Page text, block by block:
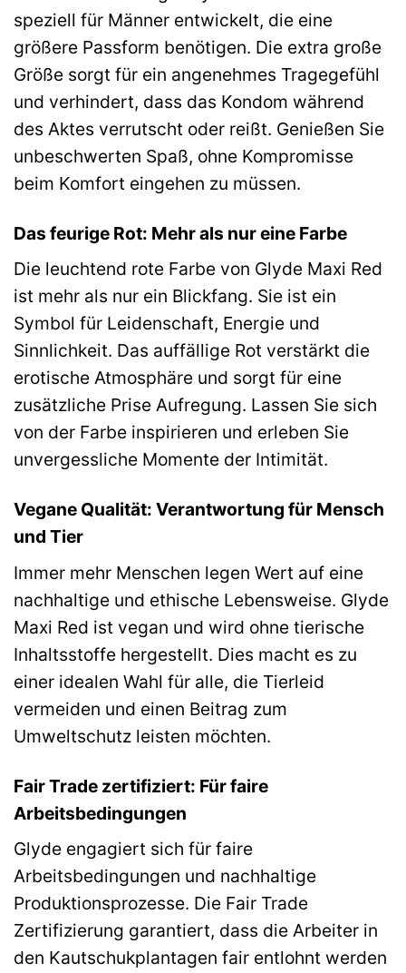
speziell für Männer entwickelt, die eine
größere Passform benötigen. Die extra große
Größe sorgt für ein angenehmes Tragegefühl
und verhindert, dass das Kondom während
des Aktes verrutscht oder reißt. Genießen Sie
unbeschwerten Spaß, ohne Kompromisse
beim Komfort eingehen zu müssen.
Das feurige Rot: Mehr als nur eine Farbe
Die leuchtend rote Farbe von Glyde Maxi Red
ist mehr als nur ein Blickfang. Sie ist ein
Symbol für Leidenschaft, Energie und
Sinnlichkeit. Das auffällige Rot verstärkt die
erotische Atmosphäre und sorgt für eine
zusätzliche Prise Aufregung. Lassen Sie sich
von der Farbe inspirieren und erleben Sie
unvergessliche Momente der Intimität.
Vegane Qualität: Verantwortung für Mensch
und Tier
Immer mehr Menschen legen Wert auf eine
nachhaltige und ethische Lebensweise. Glyde
Maxi Red ist vegan und wird ohne tierische
Inhaltsstoffe hergestellt. Dies macht es zu
einer idealen Wahl für alle, die Tierleid
vermeiden und einen Beitrag zum
Umweltschutz leisten möchten.
Fair Trade zertifiziert: Für faire
Arbeitsbedingungen
Glyde engagiert sich für faire
Arbeitsbedingungen und nachhaltige
Produktionsprozesse. Die Fair Trade
Zertifizierung garantiert, dass die Arbeiter in
den Kautschukplantagen fair entlohnt werden